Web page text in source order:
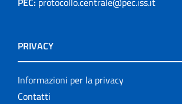
PRIVACY
Informazioni per la privacy
Contatti